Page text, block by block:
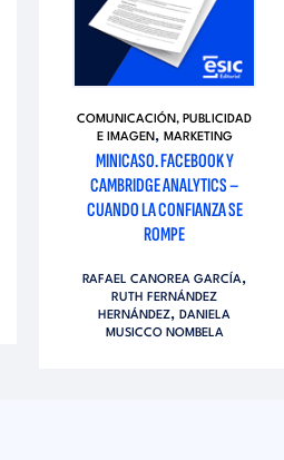
COMUNICACIÓN, PUBLICIDAD
E IMAGEN, MARKETING
MINICASO. FACEBOOK Y
CAMBRIDGE ANALYTICS –
CUANDO LA CONFIANZA SE
ROMPE
RAFAEL CANOREA GARCÍA,
RUTH FERNÁNDEZ
HERNÁNDEZ,DANIELA
MUSICCO NOMBELA